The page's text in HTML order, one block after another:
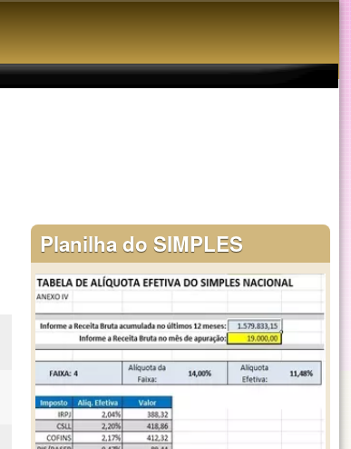
Planilha do SIMPLES